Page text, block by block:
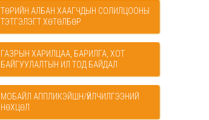
ТӨРИЙН АЛБАН ХААГЧДЫН СОЛИЛЦООНЫ
ТЭТГЭЛЭГТ ХӨТӨЛБӨР
ГАЗРЫН ХАРИЛЦАА, БАРИЛГА, ХОТ
БАЙГУУЛАЛТЫН ИЛ ТОД БАЙДАЛ
МОБАЙЛ АППЛИКЭЙШН/ҮЙЛЧИЛГЭЭНИЙ
НӨХЦӨЛ